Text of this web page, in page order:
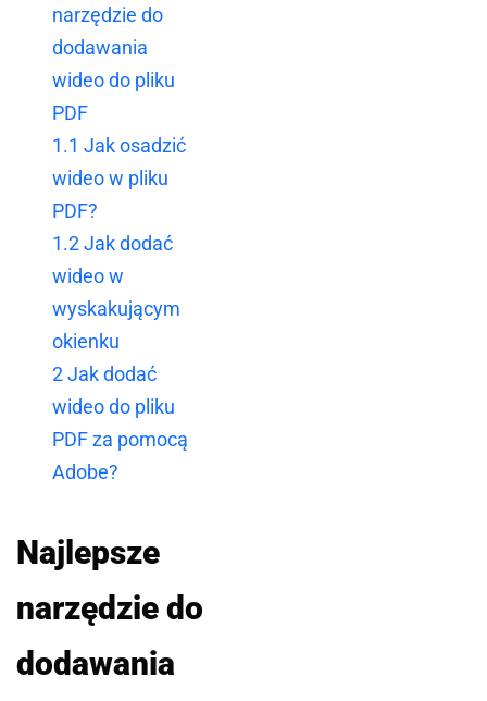
narzędzie do
dodawania
wideo do pliku
PDF
1.1 Jak osadzić
wideo w pliku
PDF?
1.2Jak dodać
wideo w
wyskakującym
okienku
2Jak dodać
wideo do pliku
PDF za pomocą
Adobe?
Najlepsze
narzędzie do
dodawania